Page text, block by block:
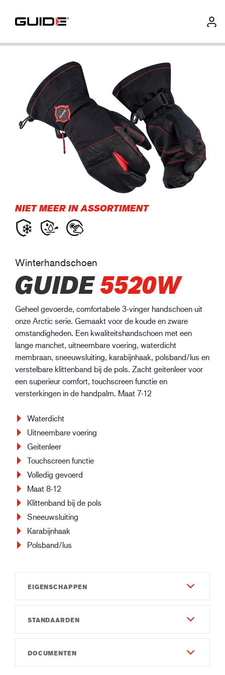
NIET MEER IN ASSORTIMENT
Winterhandschoen
GUIDE5520W
Geheel gevoerde, comfortabele 3-vinger handschoen uit
onze Arctic serie. Gemaakt voor de koude en zware
omstandigheden. Een kwaliteitshandschoen met een
lange manchet, uitneembare voering, waterdicht
membraan, sneeuwsluiting, karabijnhaak, polsband/lus en
verstelbare klittenband bij de pols. Zacht geitenleer voor
een superieur comfort, touchscreen functie en
versterkingen in de handpalm. Maat 7-12
Waterdicht
Uitneembare voering
Geitenleer
Touchscreen functie
Volledig gevoerd
Maat 8-12
Klittenband bij de pols
Sneeuwsluiting
Karabijnhaak
Polsband/lus
EIGENSCHAPPEN
Materiaal en Constructie - Buitenste zijde
Geitennerfleer
Nylon
PU
STANDAARDEN
3122XDOCUMENTEN